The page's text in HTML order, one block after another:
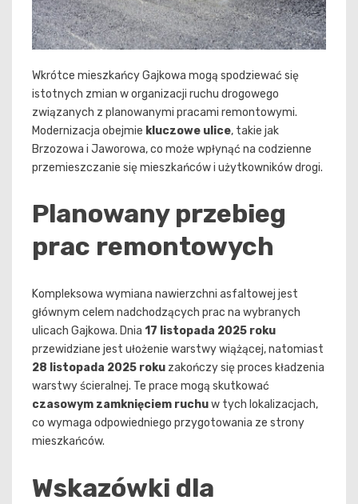
Wkrótce mieszkańcy Gajkowa mogą spodziewać się
istotnych zmian w organizacji ruchu drogowego
związanych z planowanymi pracami remontowymi.
Modernizacja obejmie kluczowe ulice, takie jak
Brzozowa i Jaworowa, co może wpłynąć na codzienne
przemieszczanie się mieszkańców i użytkowników drogi.
Planowany przebieg
prac remontowych
Kompleksowa wymiana nawierzchni asfaltowej jest
głównym celem nadchodzących prac na wybranych
ulicach Gajkowa. Dnia 17 listopada 2025 roku
przewidziane jest ułożenie warstwy wiążącej, natomiast
28 listopada 2025 roku zakończy się proces kładzenia
warstwy ścieralnej. Te prace mogą skutkować
czasowym zamknięciem ruchuw tych lokalizacjach,
co wymaga odpowiedniego przygotowania ze strony
mieszkańców.
Wskazówki dla